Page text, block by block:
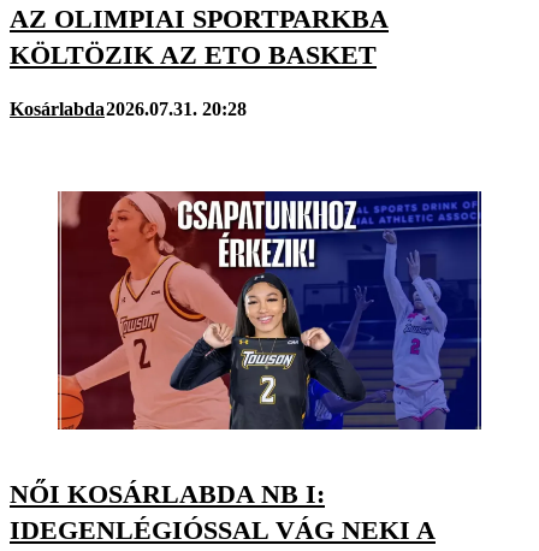
AZ OLIMPIAI SPORTPARKBA
KÖLTÖZIK AZ ETO BASKET
Kosárlabda2026.07.31. 20:28
NŐI KOSÁRLABDA NB I:
IDEGENLÉGIÓSSAL VÁG NEKI A